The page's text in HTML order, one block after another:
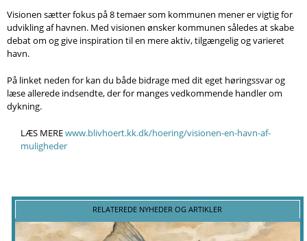
Visionen sætter fokus på 8 temaer som kommunen mener er vigtig for
udvikling af havnen. Med visionen ønsker kommunen således at skabe
debat om og give inspiration til en mere aktiv, tilgængelig og varieret
havn.
På linket neden for kan du både bidrage med dit eget høringssvar og
læse allerede indsendte, der for manges vedkommende handler om
dykning.
LÆS MEREwww.blivhoert.kk.dk/hoering/visionen-en-havn-af-
muligheder
RELATEREDE NYHEDER OG ARTIKLER